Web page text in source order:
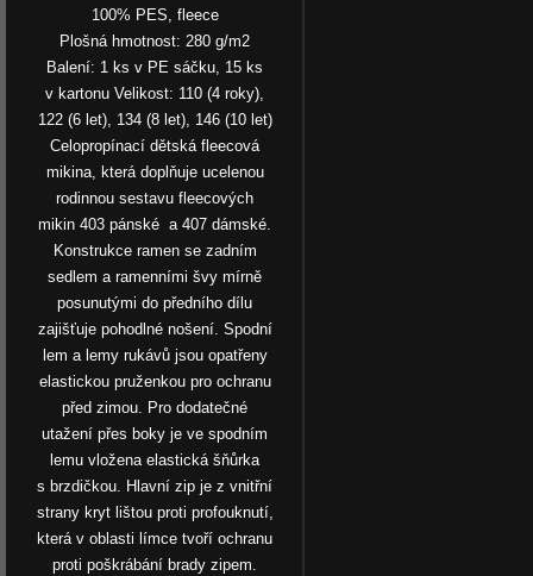
100% PES, fleece
Plošná hmotnost: 280 g/m2
Balení: 1 ks v PE sáčku, 15 ks
v kartonu Velikost: 110 (4 roky),
122 (6 let), 134 (8 let), 146 (10 let)
Celopropínací dětská fleecová
mikina, která doplňuje ucelenou
rodinnou sestavu fleecových
mikin 403 pánské a 407 dámské.
Konstrukce ramen se zadním
sedlem a ramenními švy mírně
posunutými do předního dílu
zajišťuje pohodlné nošení. Spodní
lem a lemy rukávů jsou opatřeny
elastickou pruženkou pro ochranu
před zimou. Pro dodatečné
utažení přes boky je ve spodním
lemu vložena elastická šňůrka
s brzdičkou. Hlavní zip je z vnitřní
strany kryt lištou proti profouknutí,
která v oblasti límce tvoří ochranu
proti poškrábání brady zipem.